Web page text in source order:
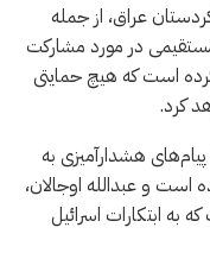
عراق، از جمله
در مورد مشارکت
کرده است که هیچ حمایتی
کرد.
هشدارآمیزی به
و عبدالله اوجالان،
به ابتکارات اسرائیل